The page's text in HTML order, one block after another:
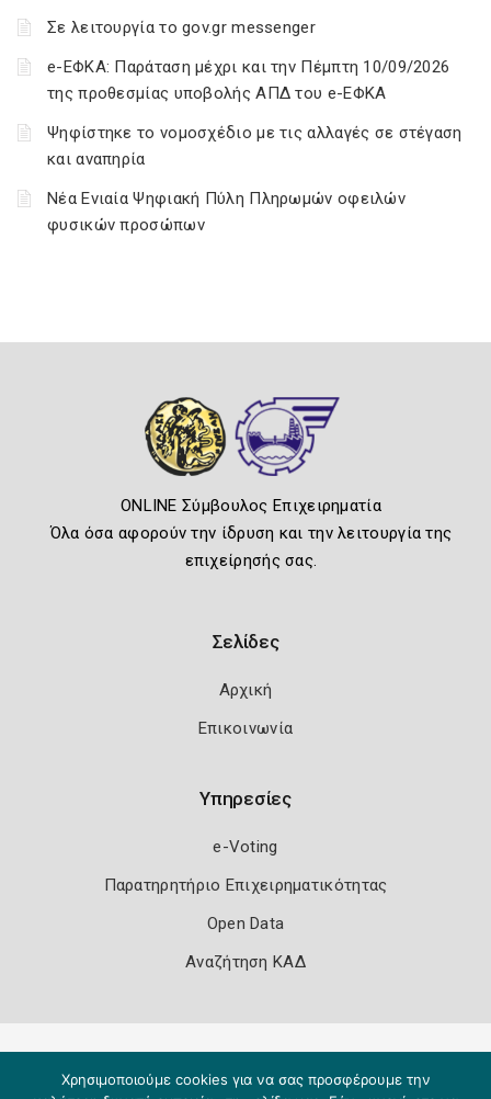
Σε λειτουργία το gov.gr messenger
e-ΕΦΚΑ: Παράταση μέχρι και την Πέμπτη 10/09/2026
της προθεσμίας υποβολής ΑΠΔ του e-ΕΦΚΑ
Ψηφίστηκε το νομοσχέδιο με τις αλλαγές σε στέγαση
και αναπηρία
Νέα Ενιαία Ψηφιακή Πύλη Πληρωμών οφειλών
φυσικών προσώπων
ONLINE Σύμβουλος Επιχειρηματία
Όλα όσα αφορούν την ίδρυση και την λειτουργία της
επιχείρησής σας.
Σελίδες
Αρχική
Επικοινωνία
Υπηρεσίες
e-Voting
Παρατηρητήριο Επιχειρηματικότητας
Open Data
Αναζήτηση ΚΑΔ
Χρησιμοποιούμε cookies για να σας προσφέρουμε την
Copyright 2026 Knowledge A.E.